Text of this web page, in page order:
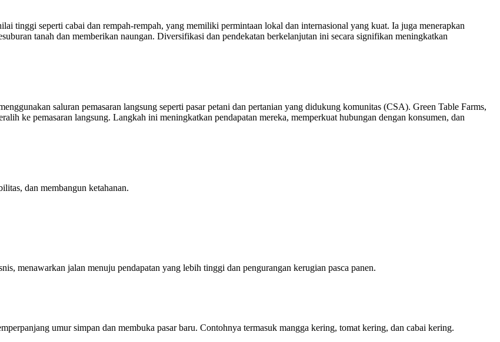
tinggi seperti cabai dan rempah-rempah, yang memiliki permintaan lokal dan internasional yang kuat. Ia juga menerapkan
tanah dan memberikan naungan. Diversifikasi dan pendekatan berkelanjutan ini secara signifikan meningkatkan
saluran pemasaran langsung seperti pasar petani dan pertanian yang didukung komunitas (CSA). Green Table Farms,
ke pemasaran langsung. Langkah ini meningkatkan pendapatan mereka, memperkuat hubungan dengan konsumen, dan
dan membangun ketahanan.
menawarkan jalan menuju pendapatan yang lebih tinggi dan pengurangan kerugian pasca panen.
umur simpan dan membuka pasar baru. Contohnya termasuk mangga kering, tomat kering, dan cabai kering.